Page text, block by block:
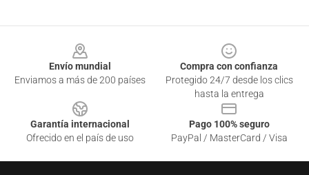
Envío mundial
Enviamos a más de 200 países
Compra con confianza
Protegido 24/7 desde los clics
hasta la entrega
Garantía internacional
Ofrecido en el país de uso
Pago 100% seguro
PayPal / MasterCard / Visa